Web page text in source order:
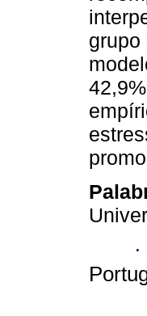
grupo
·